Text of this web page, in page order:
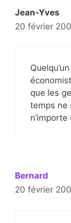
Jean-Yves
20 février
que les
temps ne
n’importe
Bernard
20 février